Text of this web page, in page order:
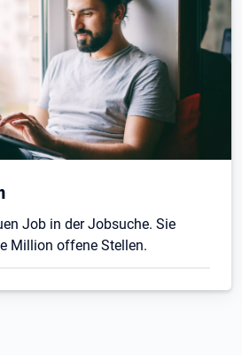
Job in der Jobsuche. Sie
Million offene Stellen.